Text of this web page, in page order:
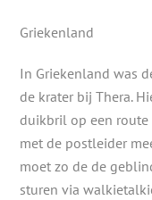
Griekenland
In Griekenland was
de krater bij Thera.
duikbril op een route
met de postleider
moet zo de de
sturen via